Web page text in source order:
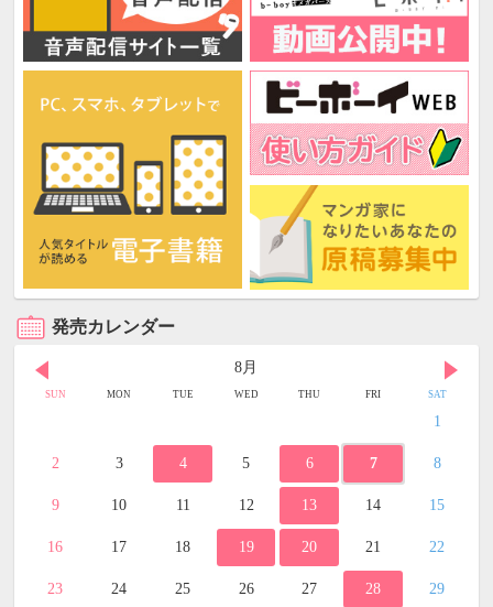
発売カレンダー
8月
SUN MON TUE WED THU FRI SAT
1
2 3 4 5 6 7 8
9 10 11 12 13 14 15
16 17 18 19 20 21 22
23 24 25 26 27 28 29